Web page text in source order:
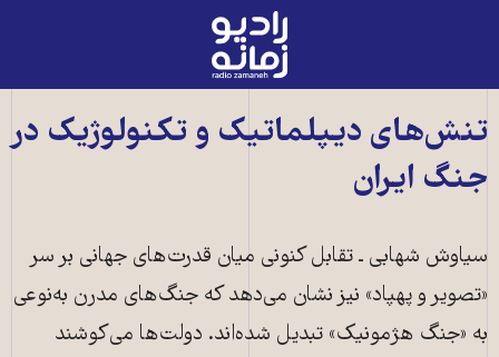
رادیو
زمانه
صفحه
تنش‌های دیپلماتیک و تکنولوژیک در
جنگ ایران
سیاوش شهابی ـ تقابل کنونی میان قدرت‌های جهانی بر سر
«تصویر و پهپاد» نیز نشان می‌دهد که جنگ‌های مدرن به‌نوعی
به «جنگ هژمونیک» تبدیل شده‌اند. دولت‌ها می‌کوشند